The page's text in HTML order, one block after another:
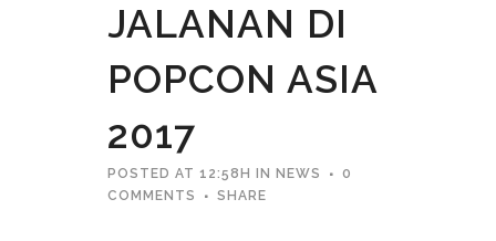
JALANAN DI
POPCON ASIA
2017
POSTED AT 12:58H IN NEWS
0
COMMENTS
SHARE